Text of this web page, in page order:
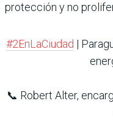
protección y no
#2EnLaCiudad |
📞 Robert Alter,